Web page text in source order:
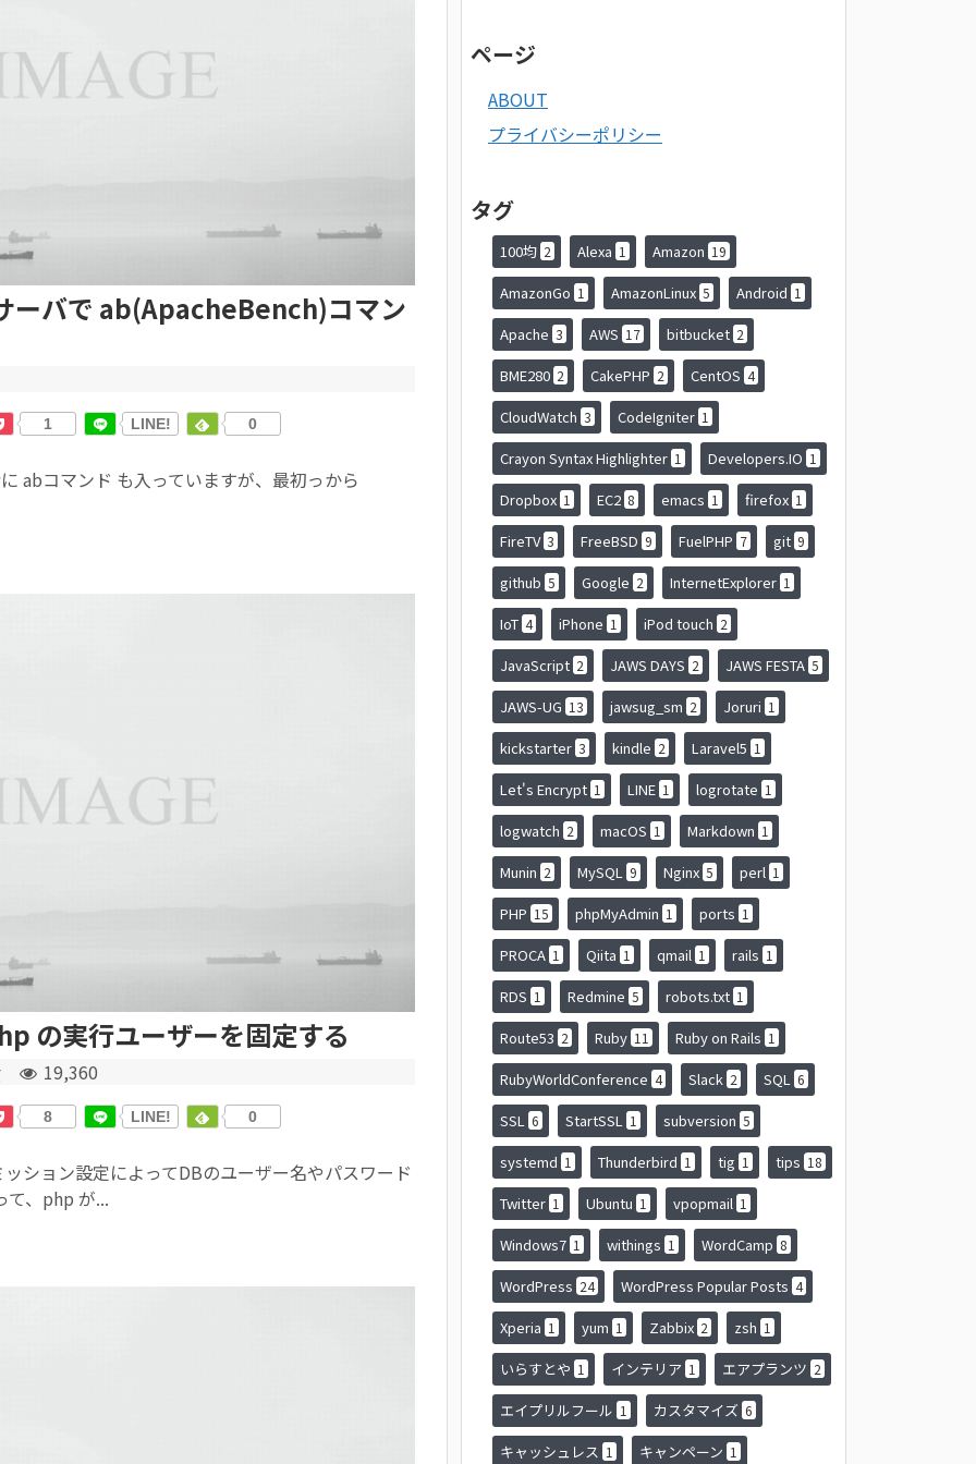
ーバで ab(ApacheBench)コマン
1 LINE! 0
abコマンド も入っていますが、最初っから
の実行ユーザーを固定する
19,360
8 LINE! 0
ション設定によってDBのユーザー名やパスワード
て、php が...
ページ
ABOUT
プライバシーポリシー
タグ
100均 2 Alexa 1 Amazon 19
AmazonGo 1 AmazonLinux 5 Android 1
Apache 3 AWS 17 bitbucket 2
BME280 2 CakePHP 2 CentOS 4
CloudWatch 3 CodeIgniter 1
Crayon Syntax Highlighter 1 Developers.IO 1
Dropbox 1 EC2 8 emacs 1 firefox 1
FireTV 3 FreeBSD 9 FuelPHP 7 git 9
github 5 Google 2 InternetExplorer 1
IoT 4 iPhone 1 iPod touch 2
JavaScript 2 JAWS DAYS 2 JAWS FESTA 5
JAWS-UG 13 jawsug_sm 2 Joruri 1
kickstarter 3 kindle 2 Laravel5 1
Let's Encrypt 1 LINE 1 logrotate 1
logwatch 2 macOS 1 Markdown 1
Munin 2 MySQL 9 Nginx 5 perl 1
PHP 15 phpMyAdmin 1 ports 1
PROCA 1 Qiita 1 qmail 1 rails 1
RDS 1 Redmine 5 robots.txt 1
Route53 2 Ruby 11 Ruby on Rails 1
RubyWorldConference 4 Slack 2 SQL 6
SSL 6 StartSSL 1 subversion 5
systemd 1 Thunderbird 1 tig 1 tips 18
Twitter 1 Ubuntu 1 vpopmail 1
Windows7 1 withings 1 WordCamp 8
WordPress 24 WordPress Popular Posts 4
Xperia 1 yum 1 Zabbix 2 zsh 1
いらすとや 1 インテリア 1 エアプランツ 2
エイプリルフール 1 カスタマイズ 6
キャッシュレス 1 キャンペーン 1